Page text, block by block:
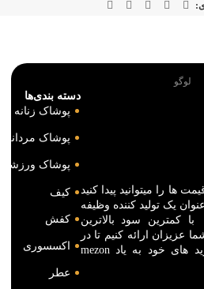
ها را میتوانید پیدا کنید
یک تولید کننده وظیفه
کمترین سود بالاترین
عزیزان ارائه کنیم تا در
همه حالت برای خرید های خود به یاد mezon
دسته بندی‌ها
پوشاک زنانه
پوشاک مردانه
پوشاک ورزشی
کیف
کفش
اکسسوری
عطر